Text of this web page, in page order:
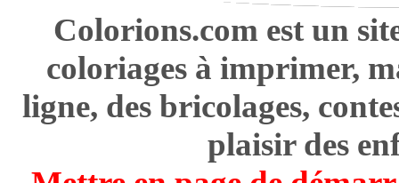
Colorions.com est un
coloriages à imprimer,
ligne, des bricolages,
plaisir des